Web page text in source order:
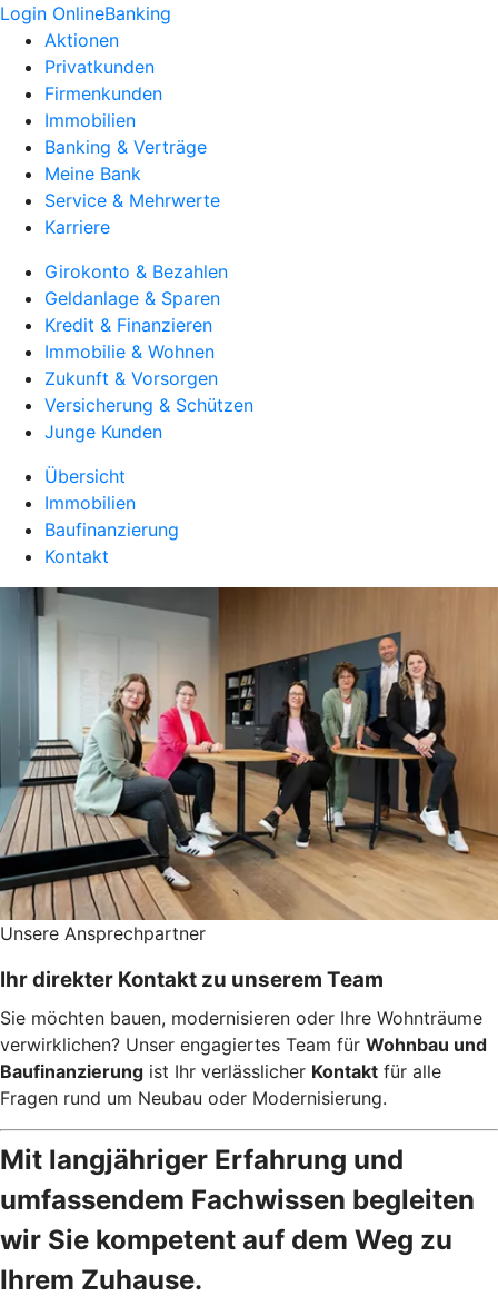
Login OnlineBanking
Aktionen
Privatkunden
Firmenkunden
Immobilien
Banking & Verträge
Meine Bank
Service & Mehrwerte
Karriere
Girokonto & Bezahlen
Geldanlage & Sparen
Kredit & Finanzieren
Immobilie & Wohnen
Zukunft & Vorsorgen
Versicherung & Schützen
Junge Kunden
Übersicht
Immobilien
Baufinanzierung
Kontakt
Unsere Ansprechpartner
Ihr direkter Kontakt zu unserem Team
Sie möchten bauen, modernisieren oder Ihre Wohnträume
verwirklichen? Unser engagiertes Team für Wohnbau und
Baufinanzierung ist Ihr verlässlicher Kontakt für alle
Fragen rund um Neubau oder Modernisierung.
Mit langjähriger Erfahrung und
umfassendem Fachwissen begleiten
wir Sie kompetent auf dem Weg zu
Ihrem Zuhause.